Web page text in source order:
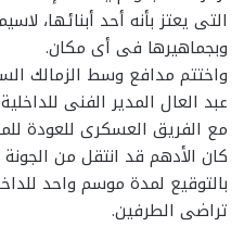
التى يعتز بأنه أحد أبنائها،
وبجماهيرها فى أى مكان.
واختتم مدافع وسط الزمالك
عبد العال المدير الفنى
مع الفريق العسكرى للعودة
كان الأدهم قد انتقل من
بالتوقيع لمدة موسم واحد
تراضى الطرفين.